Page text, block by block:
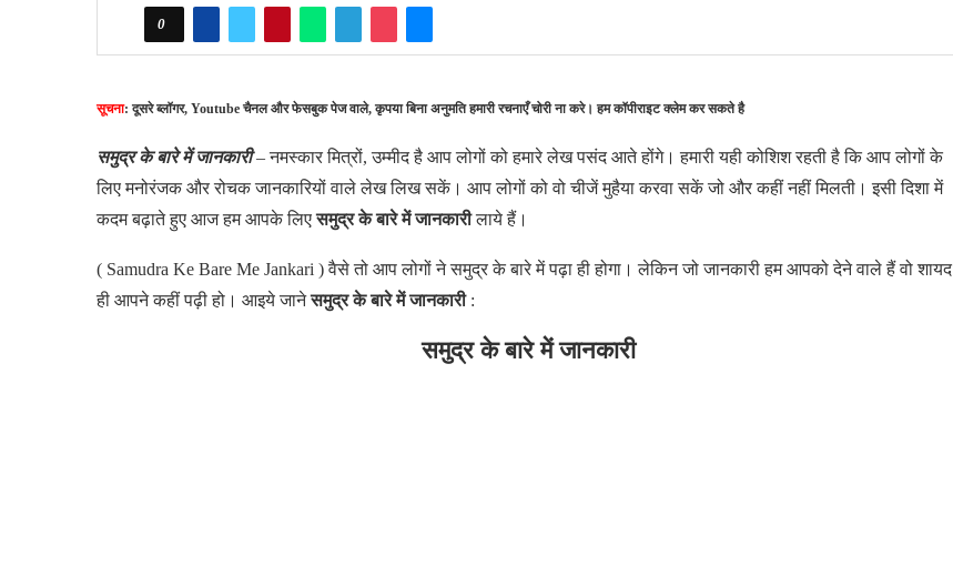
0
सूचना: दूसरे ब्लॉगर, Youtube चैनल और फेसबुक पेज वाले, कृपया बिना अनुमति हमारी रचनाएँ चोरी ना करे। हम कॉपीराइट क्लेम कर सकते है
समुद्र के बारे में जानकारी–नमस्कार मित्रों, उम्मीद है आप लोगों को हमारे लेख पसंद आते होंगे। हमारी यही कोशिश रहती है कि आप लोगों के
लिए मनोरंजक और रोचक जानकारियों वाले लेख लिख सकें। आप लोगों को वो चीजें मुहैया करवा सकें जो और कहीं नहीं मिलती। इसी दिशा में
कदम बढ़ाते हुए आज हम आपके लिएसमुद्र के बारे में जानकारीलाये हैं।
( Samudra Ke Bare Me Jankari )वैसे तो आप लोगों ने समुद्र के बारे में पढ़ा ही होगा। लेकिन जो जानकारी हम आपको देने वाले हैं वो शायद
ही आपने कहीं पढ़ी हो। आइये जानेसमुद्र के बारे में जानकारी:
समुद्र के बारे में जानकारी